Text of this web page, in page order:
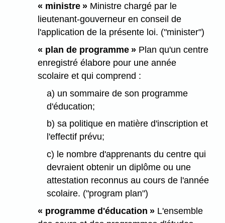
« ministre » Ministre chargé par le
lieutenant-gouverneur en conseil de
l'application de la présente loi. ("minister")
« plan de programme » Plan qu'un centre
enregistré élabore pour une année
scolaire et qui comprend :
a) un sommaire de son programme
d'éducation;
b) sa politique en matière d'inscription et
l'effectif prévu;
c) le nombre d'apprenants du centre qui
devraient obtenir un diplôme ou une
attestation reconnus au cours de l'année
scolaire. ("program plan")
« programme d'éducation » L'ensemble